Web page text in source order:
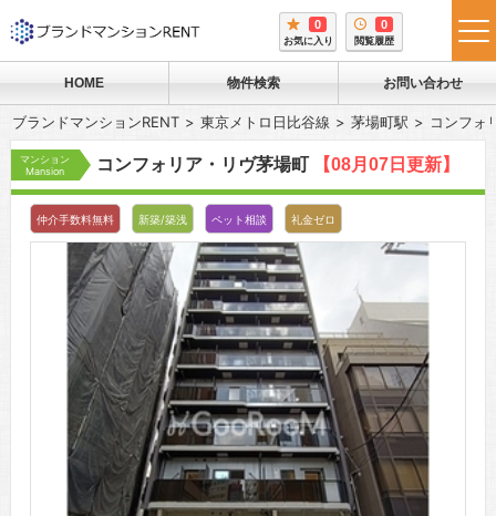
0
お気に入り
0
閲覧履歴
HOME 物件検索 お問い合わせ
ブランドマンションRENT 東京メトロ日比谷線 茅場町駅 コンフォ
マンション
Mansion
コンフォリア・リヴ茅場町 【08月07日更新】
仲介手数料無料 新築/築浅 ペット相談 礼金ゼロ